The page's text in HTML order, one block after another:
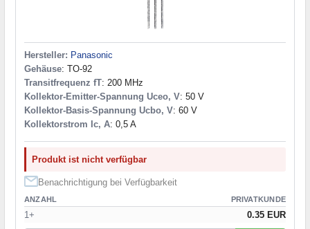
Hersteller: Panasonic
Gehäuse: TO-92
Transitfrequenz fT: 200 MHz
Kollektor-Emitter-Spannung Uceo, V: 50 V
Kollektor-Basis-Spannung Ucbo, V: 60 V
Kollektorstrom Ic, A: 0,5 A
Produkt ist nicht verfügbar
Benachrichtigung bei Verfügbarkeit
ANZAHL PRIVATKUNDE
1+ 0.35 EUR